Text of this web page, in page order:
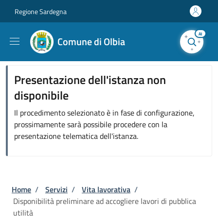
Regione Sardegna
Comune di Olbia
AI
Presentazione dell'istanza non
disponibile
Il procedimento selezionato è in fase di configurazione,
prossimamente sarà possibile procedere con la
presentazione telematica dell'istanza.
Briciole di pane
Home / Servizi / Vita lavorativa /
Disponibilità preliminare ad accogliere lavori di pubblica
utilità